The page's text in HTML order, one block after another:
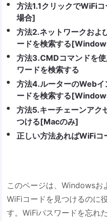
方法1.1クリックでWiFi
場合]
方法2.ネットワークおよ
ードを検索する
方法3.CMDコマンドを
ワードを検索する
方法4.ルーターのWebイ
ードを検索する
方法5.キーチェーンアク
つける[Macのみ]
正しい方法あればWiFiコ
このページは、Windowsお
WiFiコードを見つけるのに
す。WiFiパスワードを忘れ